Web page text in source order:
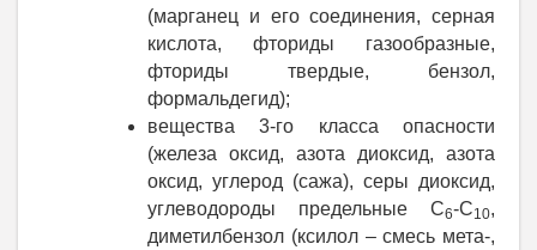
(марганец и его соединения, серная
кислота, фториды газообразные,
фториды твердые, бензол,
формальдегид);
вещества 3-го класса опасности
(железа оксид, азота диоксид, азота
оксид, углерод (сажа), серы диоксид,
углеводороды предельные С6-С10,
диметилбензол (ксилол ‒ смесь мета-,